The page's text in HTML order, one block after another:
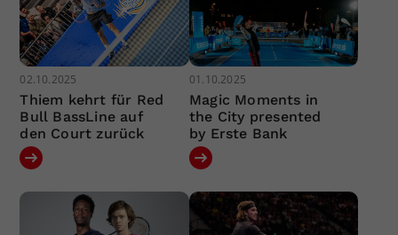
02.10.2025
Thiem kehrt für Red
Bull BassLine auf
den Court zurück
01.10.2025
Magic Moments in
the City presented
by Erste Bank